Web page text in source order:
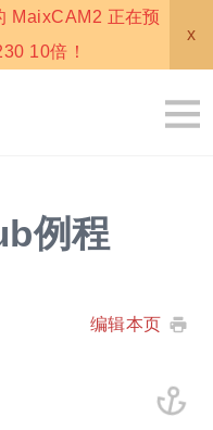
MaixCAM2 正在预
10倍！
x
例程
编辑本页